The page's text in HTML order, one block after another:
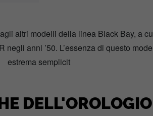
altri modelli della linea Black Bay, a
anni ’50. L’essenza di questo
estrema semplicit
DELL'OROLOGIO